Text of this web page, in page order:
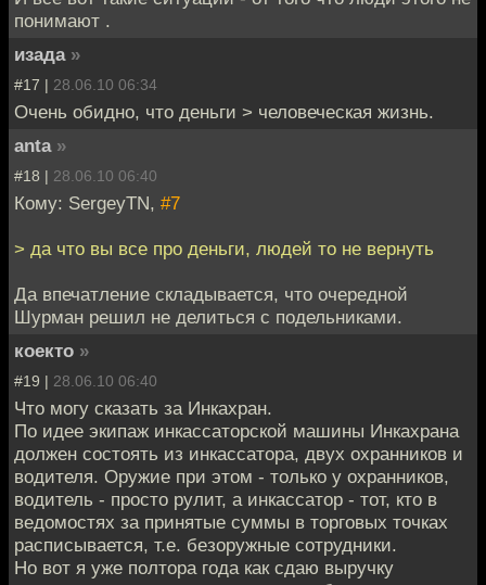
понимают .
изада »
#17 | 28.06.10 06:34
Очень обидно, что деньги > человеческая жизнь.
anta »
#18 | 28.06.10 06:40
Кому: SergeyTN, #7
> да что вы все про деньги, людей то не вернуть
Да впечатление складывается, что очередной
Шурман решил не делиться с подельниками.
коекто »
#19 | 28.06.10 06:40
Что могу сказать за Инкахран.
По идее экипаж инкассаторской машины Инкахрана
должен состоять из инкассатора, двух охранников и
водителя. Оружие при этом - только у охранников,
водитель - просто рулит, а инкассатор - тот, кто в
ведомостях за принятые суммы в торговых точках
расписывается, т.е. безоружные сотрудники.
Но вот я уже полтора года как сдаю выручку